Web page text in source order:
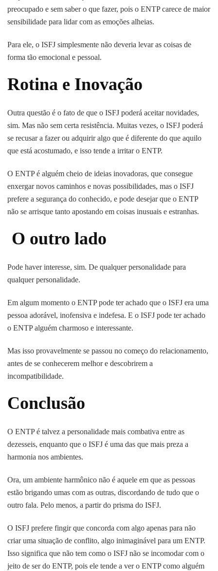
preocupado e sem saber o que fazer, pois o ENTP carece de maior
sensibilidade para lidar com as emoções alheias.
Para ele, o ISFJ simplesmente não deveria levar as coisas de
forma tão emocional e pessoal.
Rotina e Inovação
Outra questão é o fato de que o ISFJ poderá aceitar novidades,
sim. Mas não sem certa resistência. Muitas vezes, o ISFJ poderá
se recusar a fazer ou adquirir algo que é diferente do que aquilo
que está acostumado, e isso tende a irritar o ENTP.
O ENTP é alguém cheio de ideias inovadoras, que consegue
enxergar novos caminhos e novas possibilidades, mas o ISFJ
prefere a segurança do conhecido, e pode desejar que o ENTP
não se arrisque tanto apostando em coisas inusuais e estranhas.
O outro lado
Pode haver interesse, sim. De qualquer personalidade para
qualquer personalidade.
Em algum momento o ENTP pode ter achado que o ISFJ era uma
pessoa adorável, inofensiva e indefesa. E o ISFJ pode ter achado
o ENTP alguém charmoso e interessante.
Mas isso provavelmente se passou no começo do relacionamento,
antes de se conhecerem melhor e descobrirem a
incompatibilidade.
Conclusão
O ENTP é talvez a personalidade mais combativa entre as
dezesseis, enquanto que o ISFJ é uma das que mais preza a
harmonia nos ambientes.
Ora, um ambiente harmônico não é aquele em que as pessoas
estão brigando umas com as outras, discordando de tudo que o
outro fala. Pelo menos, a partir do prisma do ISFJ.
O ISFJ prefere fingir que concorda com algo apenas para não
criar uma situação de conflito, algo inimaginável para um ENTP.
Isso significa que não tem como o ISFJ não se incomodar com o
jeito de ser do ENTP, pois ele tende a ver o ENTP como alguém